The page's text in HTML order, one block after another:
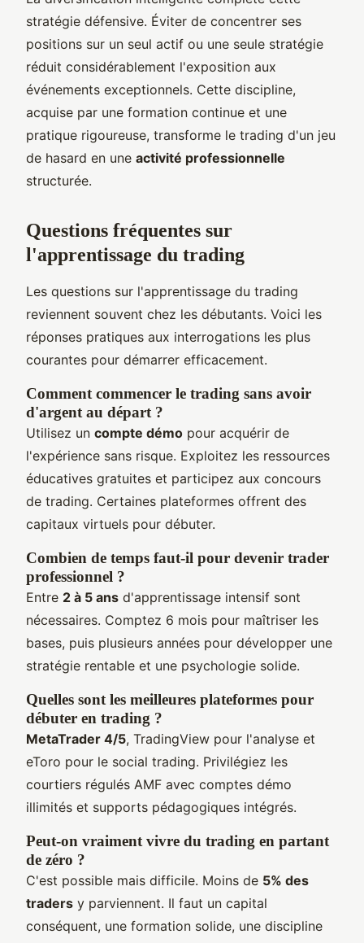
stratégie défensive. Éviter de concentrer ses
positions sur un seul actif ou une seule stratégie
réduit considérablement l'exposition aux
événements exceptionnels. Cette discipline,
acquise par une formation continue et une
pratique rigoureuse, transforme le trading d'un jeu
de hasard en une activité professionnelle
structurée.
Questions fréquentes sur
l'apprentissage du trading
Les questions sur l'apprentissage du trading
reviennent souvent chez les débutants. Voici les
réponses pratiques aux interrogations les plus
courantes pour démarrer efficacement.
Comment commencer le trading sans avoir
d'argent au départ ?
Utilisez un compte démo pour acquérir de
l'expérience sans risque. Exploitez les ressources
éducatives gratuites et participez aux concours
de trading. Certaines plateformes offrent des
capitaux virtuels pour débuter.
Combien de temps faut-il pour devenir trader
professionnel ?
Entre 2 à 5 ans d'apprentissage intensif sont
nécessaires. Comptez 6 mois pour maîtriser les
bases, puis plusieurs années pour développer une
stratégie rentable et une psychologie solide.
Quelles sont les meilleures plateformes pour
débuter en trading ?
MetaTrader 4/5, TradingView pour l'analyse et
eToro pour le social trading. Privilégiez les
courtiers régulés AMF avec comptes démo
illimités et supports pédagogiques intégrés.
Peut-on vraiment vivre du trading en partant
de zéro ?
C'est possible mais difficile. Moins de 5% des
traders y parviennent. Il faut un capital
conséquent, une formation solide, une discipline